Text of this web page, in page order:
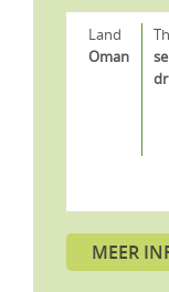
Land
Oman
MEER